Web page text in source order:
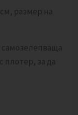
размер на
самозелепваща
плотер, за да